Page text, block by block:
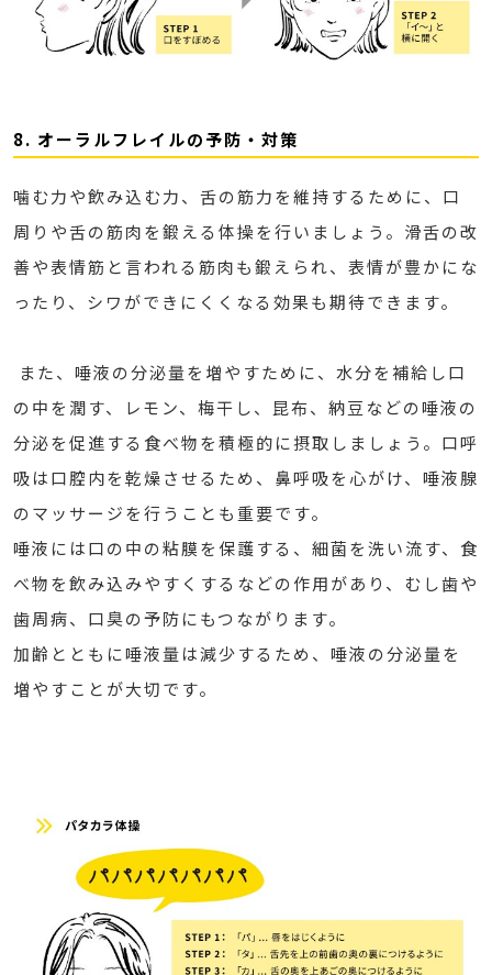
8. オーラルフレイルの予防・対策
噛む力や飲み込む力、舌の筋力を維持するために、口
周りや舌の筋肉を鍛える体操を行いましょう。滑舌の改
善や表情筋と言われる筋肉も鍛えられ、表情が豊かにな
ったり、シワができにくくなる効果も期待できます。
また、唾液の分泌量を増やすために、水分を補給し口
の中を潤す、レモン、梅干し、昆布、納豆などの唾液の
分泌を促進する食べ物を積極的に摂取しましょう。口呼
吸は口腔内を乾燥させるため、鼻呼吸を心がけ、唾液腺
のマッサージを行うことも重要です。
唾液には口の中の粘膜を保護する、細菌を洗い流す、食
べ物を飲み込みやすくするなどの作用があり、むし歯や
歯周病、口臭の予防にもつながります。
加齢とともに唾液量は減少するため、唾液の分泌量を
増やすことが大切です。